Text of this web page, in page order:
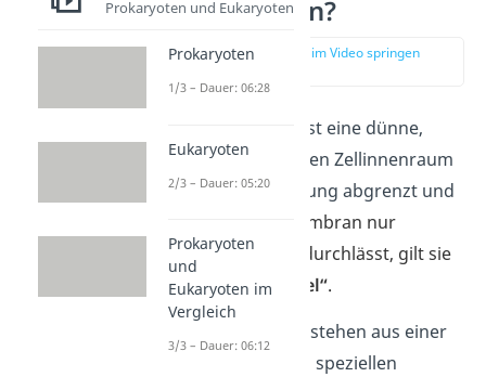
Zellmembran?
zur Stelle im Video springen
ist eine dünne,
flexible Hülle, die den Zellinnenraum
von seiner Umgebung abgrenzt und
Da die Membran nur
bestimmte Stoffe durchlässt, gilt sie
als „semipermeabel“.
Zellmembranen bestehen aus einer
von speziellen
Prokaryoten und Eukaryoten
Prokaryoten
1/3 – Dauer: 06:28
Eukaryoten
2/3 – Dauer: 05:20
Prokaryoten
und
Eukaryoten im
Vergleich
3/3 – Dauer: 06:12